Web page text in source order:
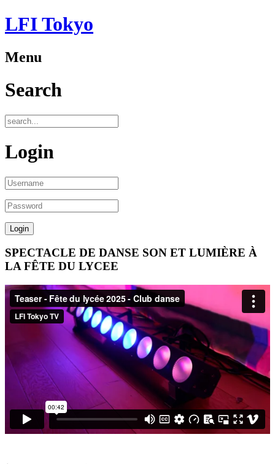
LFI Tokyo
Menu
Search
Login
SPECTACLE DE DANSE SON ET LUMIÈRE À
LA FÊTE DU LYCEE